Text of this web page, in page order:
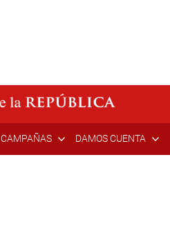
CAMPAÑAS DAMOS CUENTA